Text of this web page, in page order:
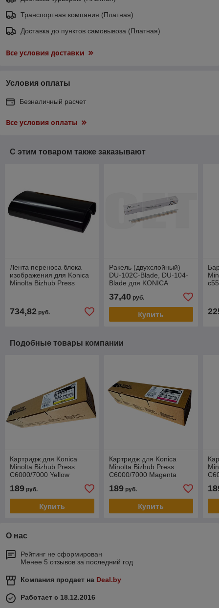
Транспортная компания (Платная)
Доставка до пунктов самовывоза (Платная)
Все условия доставки
Условия оплаты
Безналичный расчет
Все условия оплаты
С этим товаром также заказывают
Лента переноса блока
изображения для Konica
Minolta Bizhub Press
734,82 руб.
Ракель (двухслойный)
DU-102C-Blade, DU-104-
Blade для KONICA
MINOLTA Bizhub PRESS
C70hc, Bizhub Pro C500
(CET),
37,40руб.
Купить
Подобные товары компании
Картридж для Konica
Minolta Bizhub Press
C6000/7000 Yellow
189 руб.
Купить
Картридж для Konica
Minolta Bizhub Press
C6000/7000 Magenta
189руб.
Купить
О нас
Рейтинг не сформирован
Менее 5 отзывов за последний год
Компания продает на Deal.by
Работает с 18.12.2016